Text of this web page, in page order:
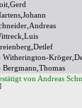
Witherington-
Bergmann,Thomas
von Andreas